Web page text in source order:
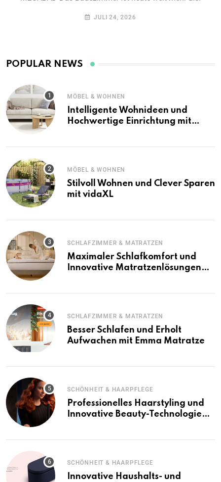
JULI 24, 2026
MÖBEL & WOHNEN
Intelligente Wohnideen und
Hochwertige Einrichtung mit
MÖBEL & WOHNEN
Stilvoll Wohnen und Clever Sparen
mit vidaXL
SCHLAFZIMMER & MATRATZEN
Maximaler Schlafkomfort und
Innovative Matratzenlösungen
SCHLAFZIMMER & MATRATZEN
Besser Schlafen und Erholt
Aufwachen mit Emma Matratze
SCHÖNHEIT & HAARPFLEGE
Professionelles Haarstyling und
Innovative Beauty-Technologie
SCHÖNHEIT & HAARPFLEGE
Innovative Haushalts- und